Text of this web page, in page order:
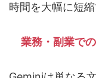
時間を大幅に短縮
業務・副業で